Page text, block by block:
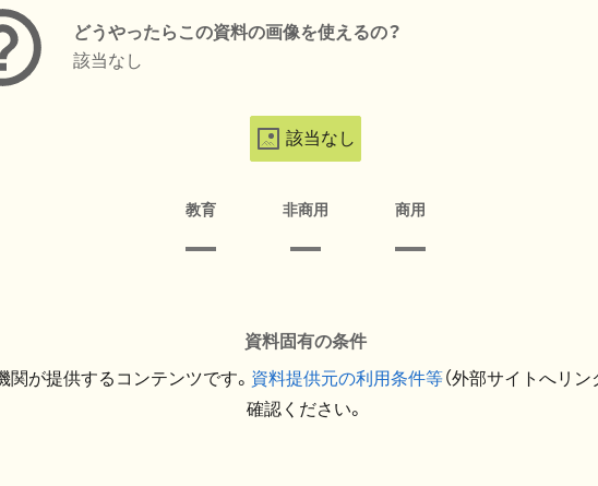
どうやったらこの資料の画像を使えるの？
該当なし
該当なし
教育 非商用 商用
資料固有の条件
関が提供するコンテンツです。 資料提供元の利用条件等（外部サイトへリン
確認ください。